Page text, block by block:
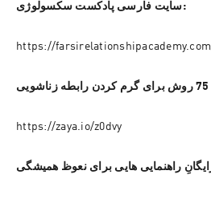
سایت فارسی پادکست سکسولوژی:
https://
https://zaya.io/z0dvy